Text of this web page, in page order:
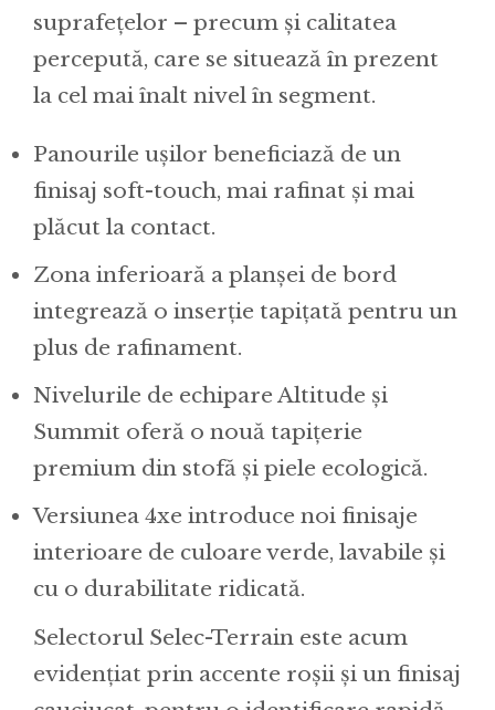
suprafețelor – precum și calitatea
percepută, care se situează în prezent
la cel mai înalt nivel în segment.
Panourile ușilor beneficiază de un
finisaj soft-touch, mai rafinat și mai
plăcut la contact.
Zona inferioară a planșei de bord
integrează o inserție tapițată pentru un
plus de rafinament.
Nivelurile de echipare Altitude și
Summit oferă o nouă tapițerie
premium din stofă și piele ecologică.
Versiunea 4xe introduce noi finisaje
interioare de culoare verde, lavabile și
cu o durabilitate ridicată.
Selectorul Selec-Terrain este acum
evidențiat prin accente roșii și un finisaj